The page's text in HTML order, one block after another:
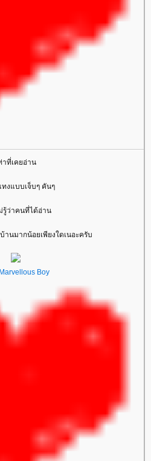
าที่เคยอ่าน
ทงแบบเจ็บๆ คันๆ
ว่าคนที่ได้อ่าน
านมากน้อยเพียงใดเนอะครับ
Marvellous Boy